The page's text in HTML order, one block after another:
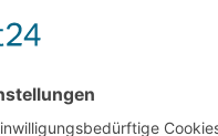
mehr
Angebot für